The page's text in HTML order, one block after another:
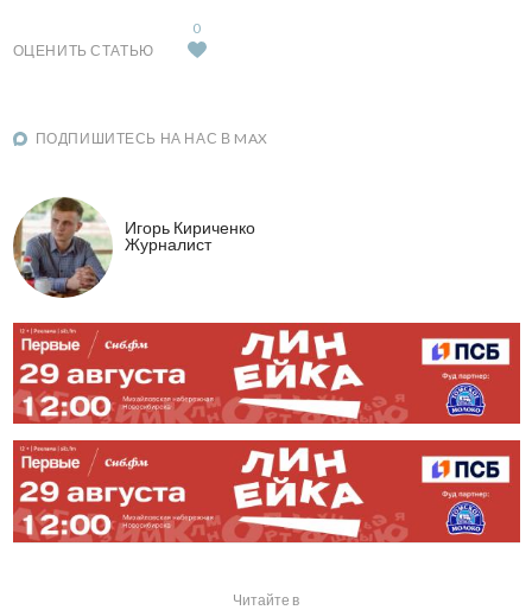
ОЦЕНИТЬ СТАТЬЮ
0
ПОДПИШИТЕСЬ НА НАС В MAX
Игорь Кириченко
Журналист
Читайте в